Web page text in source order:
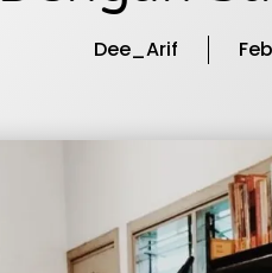
Dee_Arif